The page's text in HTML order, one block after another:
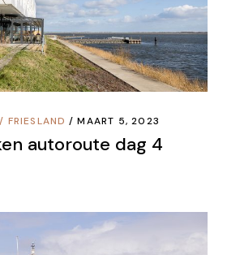
/ FRIESLAND MAART 5, 2023
autoroute dag 4